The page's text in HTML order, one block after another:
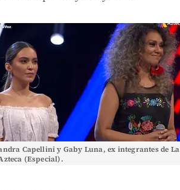
Capellini y Gaby Luna, ex integrantes de La
(Especial).